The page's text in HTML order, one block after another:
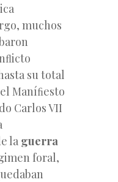
muchos
su total
Maníﬁesto
Carlos VII
la guerra
foral,